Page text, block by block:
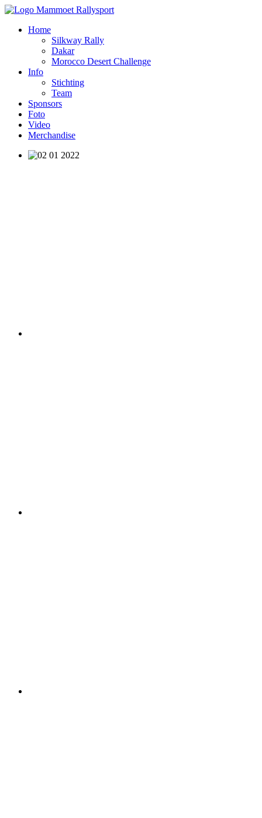
Home
Silkway Rally
Dakar
Morocco Desert Challenge
Info
Stichting
Team
Sponsors
Foto
Video
Merchandise